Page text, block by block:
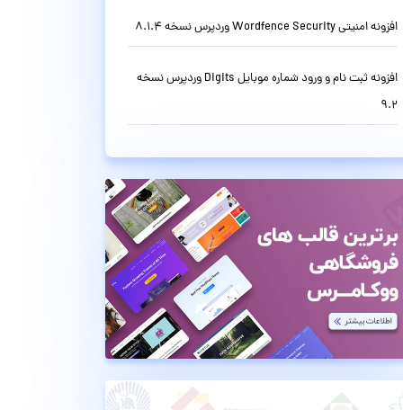
افزونه امنیتی Wordfence Security وردپرس نسخه 8.1.4
افزونه ثبت نام و ورود شماره موبایل Digits وردپرس نسخه
9.2